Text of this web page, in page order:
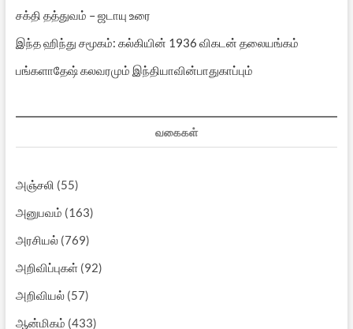
சக்தி தத்துவம் – ஜடாயு உரை
இந்த ஹிந்து சமூகம்: கல்கியின் 1936 விகடன் தலையங்கம்
பங்களாதேஷ் கலவரமும் இந்தியாவின்பாதுகாப்பும்
வகைகள்
அஞ்சலி (55)
அனுபவம் (163)
அரசியல்(769)
அறிவிப்புகள்(92)
அறிவியல்(57)
ஆன்மிகம் (433)